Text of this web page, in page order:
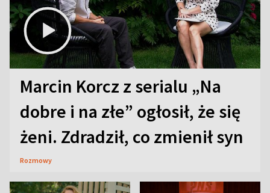
Marcin Korcz z serialu „Na
dobre i na złe” ogłosił, że się
żeni. Zdradził, co zmienił syn
Rozmowy